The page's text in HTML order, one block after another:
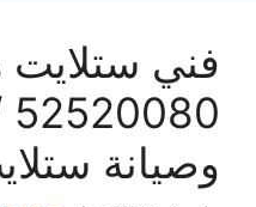
فني ستلايت
وصيانة